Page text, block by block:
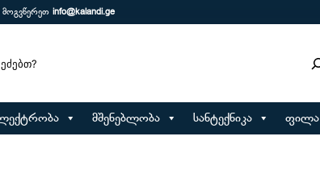
მოგვწერეთ info@kalandi.ge
მშენებლობა სანტექნიკა ფილა